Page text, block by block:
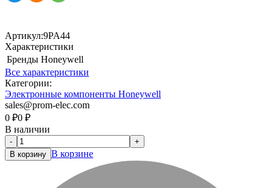
Артикул:9PA44
Характеристики
Бренды Honeywell
Все характеристики
Категории:
Электронные компоненты Honeywell
sales@prom-elec.com
0 ₽0 ₽
В наличии
-
+
В корзину В корзине